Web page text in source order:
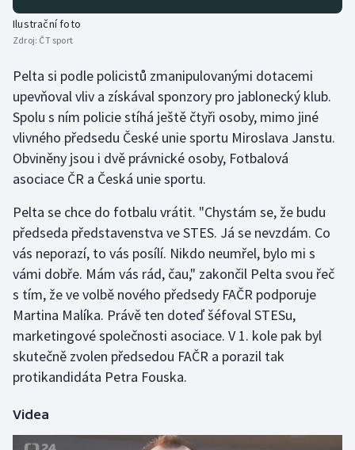
Ilustrační foto
Zdroj: ČT sport
Pelta si podle policistů zmanipulovanými dotacemi
upevňoval vliv a získával sponzory pro jablonecký klub.
Spolu s ním policie stíhá ještě čtyři osoby, mimo jiné
vlivného předsedu České unie sportu Miroslava Janstu.
Obviněny jsou i dvě právnické osoby, Fotbalová
asociace ČR a Česká unie sportu.
Pelta se chce do fotbalu vrátit. "Chystám se, že budu
předseda představenstva ve STES. Já se nevzdám. Co
vás neporazí, to vás posílí. Nikdo neumřel, bylo mi s
vámi dobře. Mám vás rád, čau," zakončil Pelta svou řeč
s tím, že ve volbě nového předsedy FAČR podporuje
Martina Malíka. Právě ten doteď šéfoval STESu,
marketingové společnosti asociace. V 1. kole pak byl
skutečně zvolen předsedou FAČR a porazil tak
protikandidáta Petra Fouska.
Videa